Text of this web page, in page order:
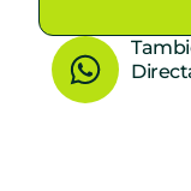
W
h